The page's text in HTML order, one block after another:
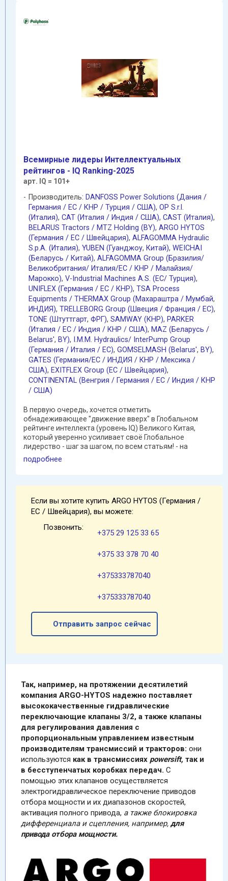
Всемирные лидеры Интеллектуальных
рейтингов - IQ Ranking-2025
арт. IQ = 101+
Производитель: DANFOSS Power Solutions (Дания /
Германия / EC / КНР / Турция / США), OP S.r.l.
(Италия), CAT (Италия / Индия / США), CAST (Италия),
BELARUS Tractors / MTZ Holding (BY), ARGO HYTOS
(Германия / EC / Швейцария), ALFAGOMMA Hydraulic
S.p.A. (Италия), YUBEN (Гуанджоу, Китай), WEICHAI
(Беларусь / Китай), ALFAGOMMA Group (Бразилия/
Великобритания/ Италия/ЕС / КНР / Малайзия/
Марокко), V-Industrial Machines A.S. (EC/ Турция),
UNIFLEX (Германия / EC / КНР), TSA Process
Equipments / THERMAX Group (Махараштра / Мумбай,
ИНДИЯ), TRELLEBORG Group (Швеция / Франция / ЕС),
TONE (Штуттгарт, ФРГ), SAMWAY (КНР), PARKER
(Италия / ЕС / Индия / КНР / США), MAZ (Беларусь /
Belarus', BY), I.M.M. Hydraulics/ InterPump Group
(Германия / Италия / ЕС), GOMSELMASH (Belarus', BY),
GATES (Германия/EC / ИНДИЯ / КНР / Мексика /
США), EXITFLEX Group (ЕС / Швейцария),
CONTINENTAL (Венгрия / Германия / ЕС / Индия / КНР
/ США)
В первую очередь, хочется отметить
обнадеживающее "движение вверх" в Глобальном
рейтинге интеллекта (уровень IQ) Великого Китая,
который уверенно усиливает своё Глобальное
лидерство - шаг за шагом, по всем статьям! - на
протяжении нескольких ...
подробнее
Если вы хотите купить ARGO HYTOS (Германия /
EC / Швейцария), вы можете:
Позвонить:
+375 29 125 33 65
+375 33 378 70 40
+375333787040
+375333787040
Отправить запрос сейчас
Так, например, на протяжении десятилетий
компания ARGO-HYTOS надежно поставляет
высококачественные гидравлические
переключающие клапаны 3/2, а также клапаны
для регулирования давления с
пропорциональным управлением известным
производителям трансмиссий и тракторов: они
используются как в трансмиссиях powersift, так и
в бесступенчатых коробках передач. С
помощью этих клапанов осуществляется
электрогидравлическое переключение приводов
отбора мощности и их диапазонов скоростей,
активация полного привода, а также блокировка
дифференциала и сцепления, например, для
привода отбора мощности.